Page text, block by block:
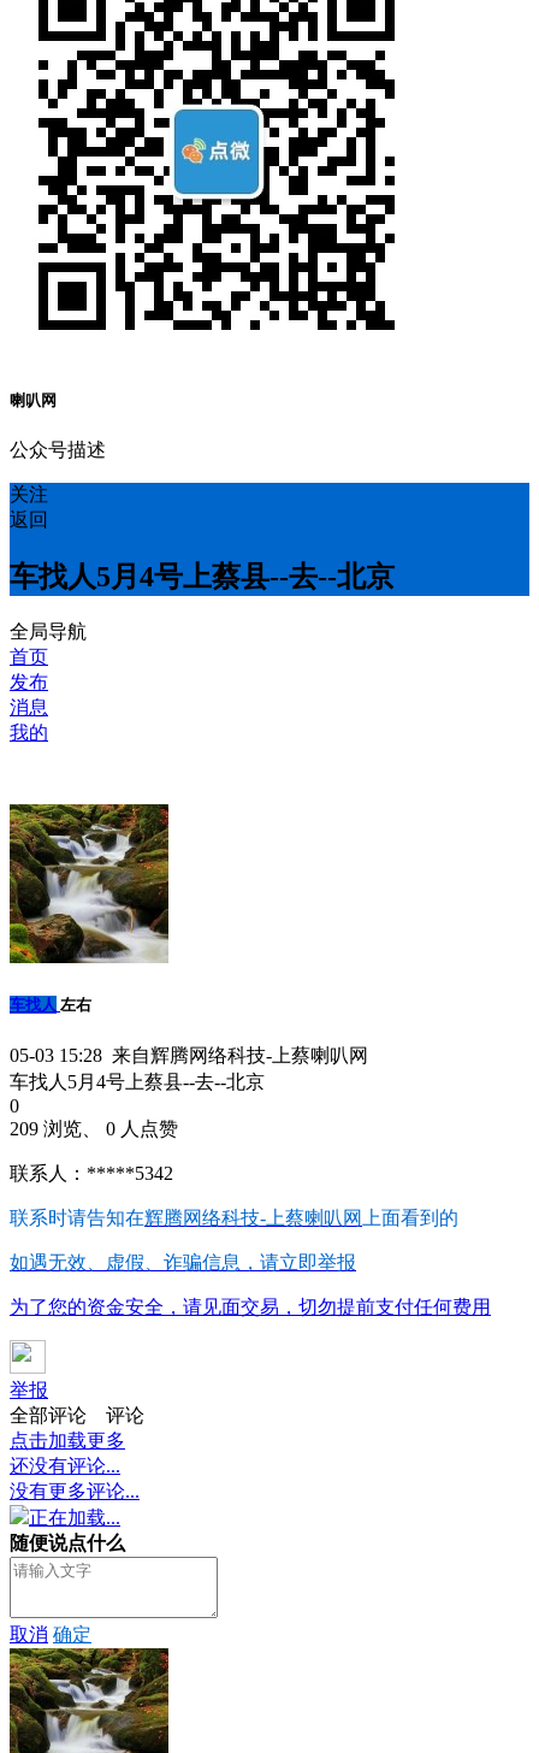
喇叭网
公众号描述
关注
返回
车找人5月4号上蔡县--去--北京
全局导航
首页
发布
消息
我的
车找人 左右
05-03 15:28 来自辉腾网络科技-上蔡喇叭网
车找人5月4号上蔡县--去--北京
0
209 浏览、 0 人点赞
联系人：*****5342
联系时请告知在辉腾网络科技-上蔡喇叭网 上面看到的
如遇无效、虚假、诈骗信息，请立即举报
为了您的资金安全，请见面交易，切勿提前支付任何费用
举报
全部评论
评论
点击加载更多
还没有评论...
没有更多评论...
正在加载...
随便说点什么
取消 确定